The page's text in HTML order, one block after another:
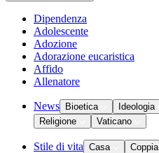
Dipendenza
Adolescente
Adozione
Adorazione eucaristica
Affido
Allenatore
News Bioetica Ideologia
Religione
Vaticano
Stile di vita Casa Coppia